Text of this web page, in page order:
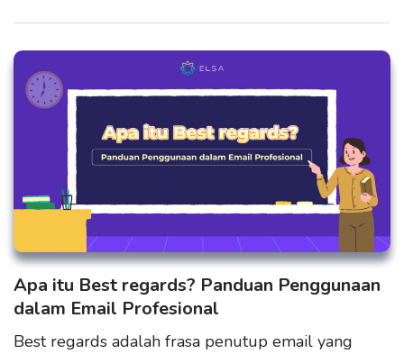
Apa itu Best regards? Panduan Penggunaan
dalam Email Profesional
Best regards adalah frasa penutup email yang